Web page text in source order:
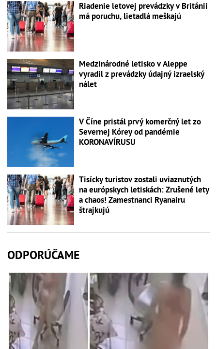
Riadenie letovej prevádzky v Británii
má poruchu, lietadlá meškajú
Medzinárodné letisko v Aleppe
vyradil z prevádzky údajný izraelský
nálet
V Číne pristál prvý komerčný let zo
Severnej Kórey od pandémie
KORONAVÍRUSU
Tisícky turistov zostali uviaznutých
na európskych letiskách: Zrušené lety
a chaos! Zamestnanci Ryanairu
štrajkujú
ODPORÚČAME